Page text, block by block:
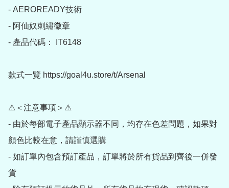
- AEROREADY技術
- 阿仙奴刺繡徽章
- 產品代碼： IT6148
款式一覽 https://goal4u.store/t/Arsenal
⚠＜注意事項＞⚠
- 由於每部電子產品顯示器不同，均存在色差問題，如果對
顏色比較在意，請謹慎選購
- 如訂單內包含預訂產品，訂單將於所有貨品到齊後一併發
貨